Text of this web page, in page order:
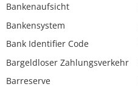
Bankenaufsicht
Bankensystem
Bank Identifier Code
Bargeldloser Zahlungsverkehr
Barreserve